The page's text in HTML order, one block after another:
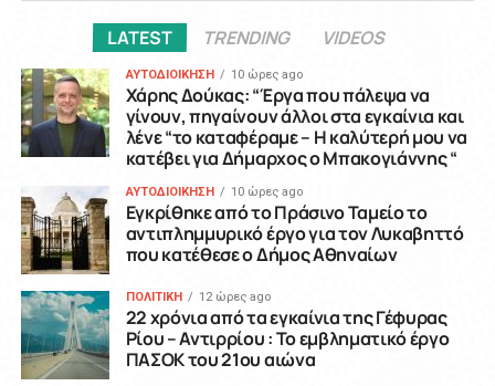
LATEST TRENDING VIDEOS
ΑΥΤΟΔΙΟΙΚΗΣΗ 10 ώρες ago
Χάρης Δούκας: “Έργα που πάλεψα να
γίνουν, πηγαίνουν άλλοι στα εγκαίνια και
λένε “το καταφέραμε – Η καλύτερή μου να
κατέβει για Δήμαρχος ο Μπακογιάννης “
ΑΥΤΟΔΙΟΙΚΗΣΗ 10 ώρες ago
Εγκρίθηκε από το Πράσινο Ταμείο το
αντιπλημμυρικό έργο για τον Λυκαβηττό
που κατέθεσε ο Δήμος Αθηναίων
ΠΟΛΙΤΙΚΗ 12 ώρες ago
22 χρόνια από τα εγκαίνια της Γέφυρας
Ρίου – Αντιρρίου : Το εμβληματικό έργο
ΠΑΣΟΚ του 21ου αιώνα